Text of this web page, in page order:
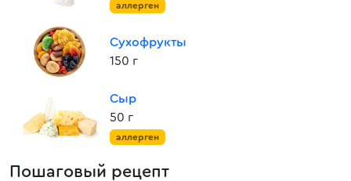
аллерген
Сухофрукты
150 г
Сыр
50 г
аллерген
Пошаговый рецепт